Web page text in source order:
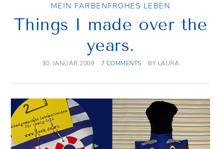
MEIN FARBENFROHES LEBEN
Things I made over the
years.
30. JANUAR 2009 7 COMMENTS BY LAURA